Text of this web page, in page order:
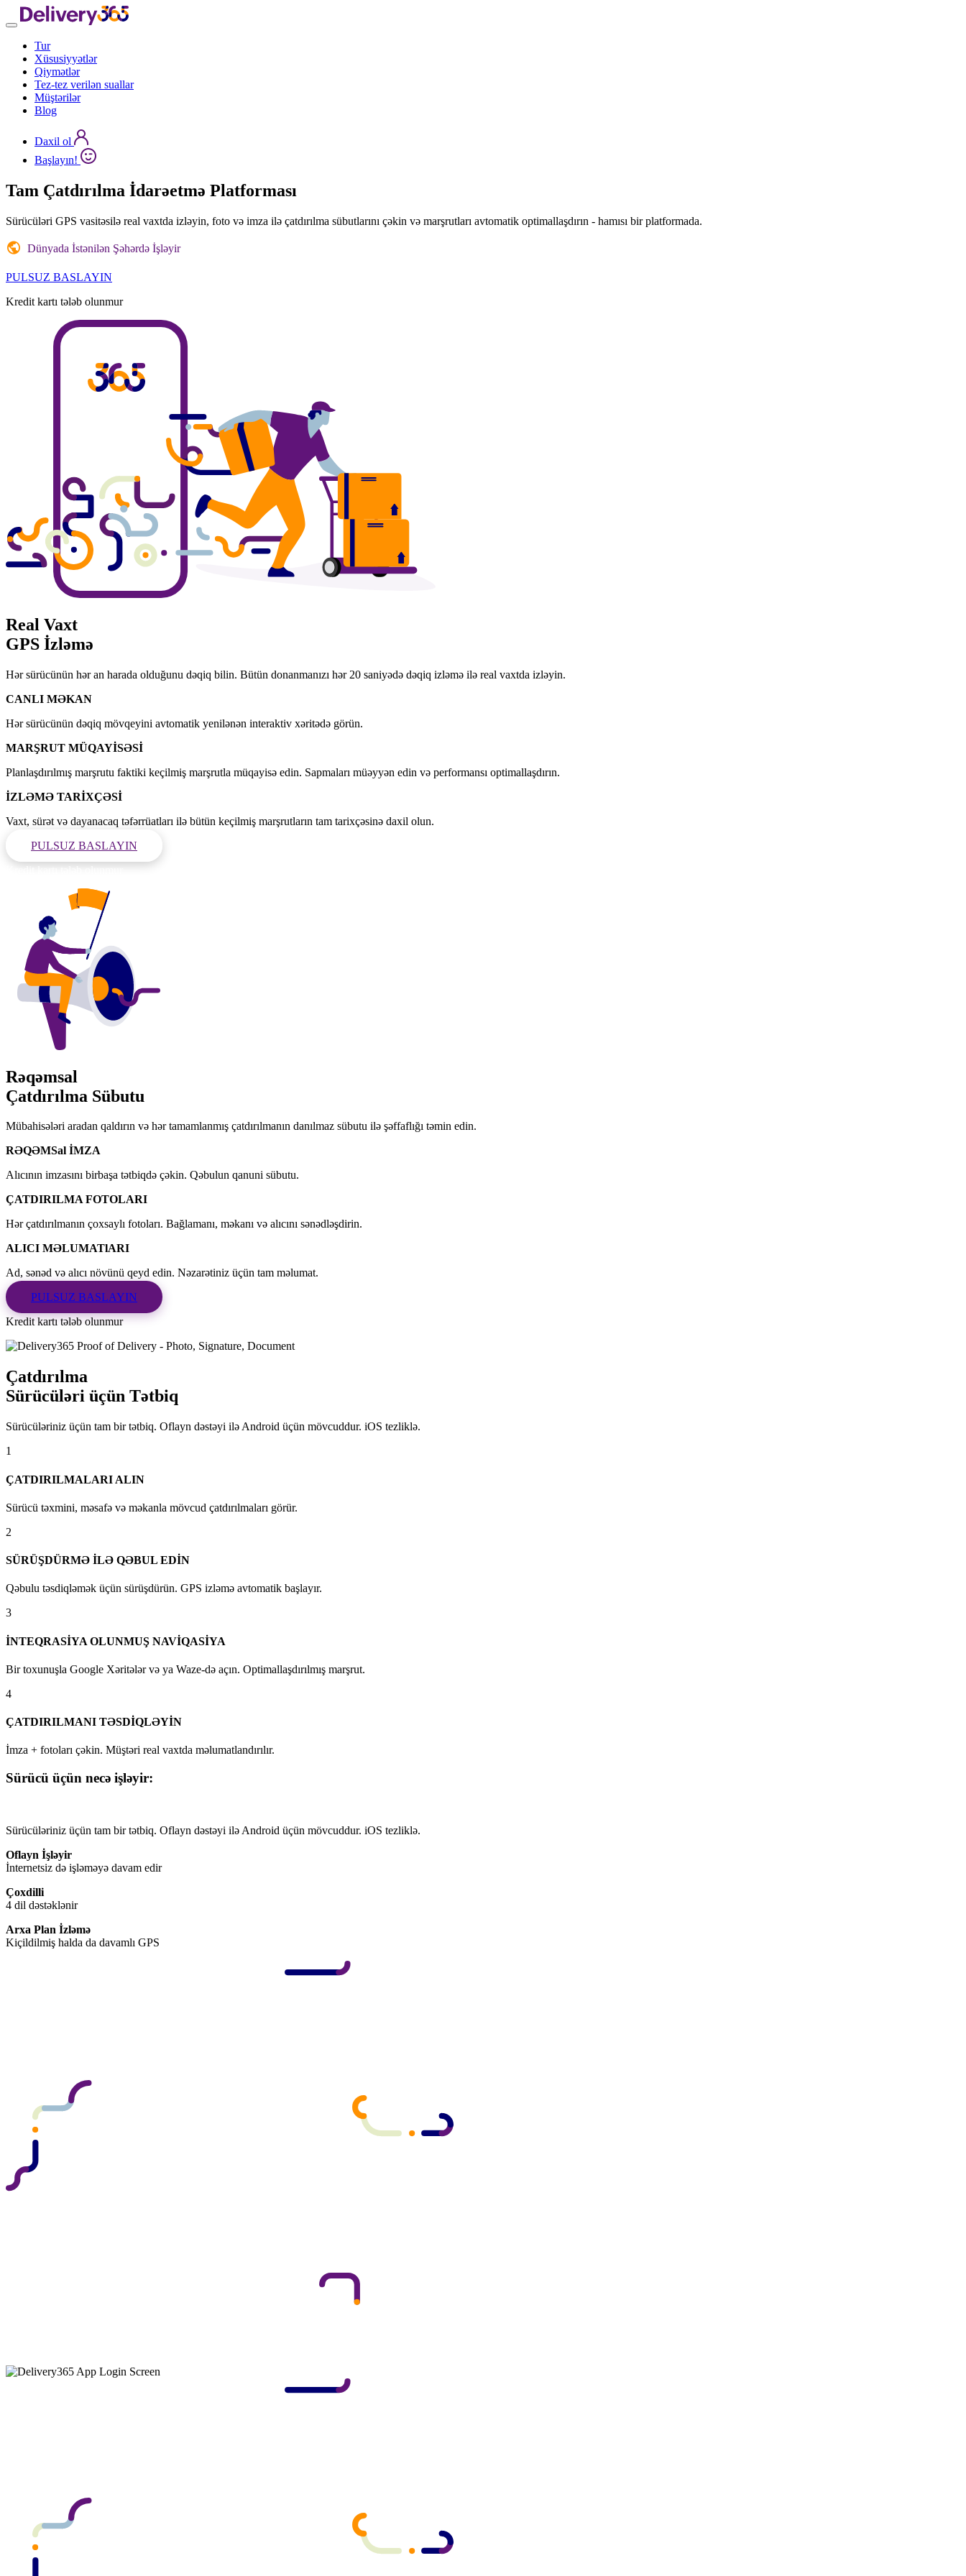
Tur
Xüsusiyyətlər
Qiymətlər
Tez-tez verilən suallar
Müştərilər
Blog
Daxil ol
Başlayın!
Tam Çatdırılma İdarəetmə Platforması
Sürücüləri GPS vasitəsilə real vaxtda izləyin, foto və imza ilə çatdırılma sübutlarını çəkin və marşrutları avtomatik optimallaşdırın - hamısı bir platformada.
Dünyada İstənilən Şəhərdə İşləyir
PULSUZ BASLAYIN
Kredit kartı tələb olunmur
Real Vaxt
GPS İzləmə
Hər sürücünün hər an harada olduğunu dəqiq bilin. Bütün donanmanızı hər 20 saniyədə dəqiq izləmə ilə real vaxtda izləyin.
CANLI MƏKAN
Hər sürücünün dəqiq mövqeyini avtomatik yenilənən interaktiv xəritədə görün.
MARŞRUT MÜQAYİSƏSİ
Planlaşdırılmış marşrutu faktiki keçilmiş marşrutla müqayisə edin. Sapmaları müəyyən edin və performansı optimallaşdırın.
İZLƏMƏ TARİXÇƏSİ
Vaxt, sürət və dayanacaq təfərrüatları ilə bütün keçilmiş marşrutların tam tarixçəsinə daxil olun.
PULSUZ BASLAYIN
Rəqəmsal
Çatdırılma Sübutu
Mübahisələri aradan qaldırın və hər tamamlanmış çatdırılmanın danılmaz sübutu ilə şəffaflığı təmin edin.
RƏQƏMSal İMZA
Alıcının imzasını birbaşa tətbiqdə çəkin. Qəbulun qanuni sübutu.
ÇATDIRILMA FOTOLARI
Hər çatdırılmanın çoxsaylı fotoları. Bağlamanı, məkanı və alıcını sənədləşdirin.
ALICI MƏLUMATlARI
Ad, sənəd və alıcı növünü qeyd edin. Nəzarətiniz üçün tam məlumat.
PULSUZ BASLAYIN
Kredit kartı tələb olunmur
Çatdırılma
Sürücüləri üçün Tətbiq
Sürücüləriniz üçün tam bir tətbiq. Oflayn dəstəyi ilə Android üçün mövcuddur. iOS tezliklə.
1
ÇATDIRILMALARI ALIN
Sürücü təxmini, məsafə və məkanla mövcud çatdırılmaları görür.
2
SÜRÜŞDÜRMƏ İLƏ QƏBUL EDİN
Qəbulu təsdiqləmək üçün sürüşdürün. GPS izləmə avtomatik başlayır.
3
İNTEQRASİYA OLUNMUŞ NAVİQASİYA
Bir toxunuşla Google Xəritələr və ya Waze-də açın. Optimallaşdırılmış marşrut.
4
ÇATDIRILMANI TƏSDİQLƏYİN
İmza + fotoları çəkin. Müştəri real vaxtda məlumatlandırılır.
Sürücü üçün necə işləyir:
Sürücüləriniz üçün tam bir tətbiq. Oflayn dəstəyi ilə Android üçün mövcuddur. iOS tezliklə.
Oflayn İşləyir
İnternetsiz də işləməyə davam edir
Çoxdilli
4 dil dəstəklənir
Arxa Plan İzləmə
Kiçildilmiş halda da davamlı GPS